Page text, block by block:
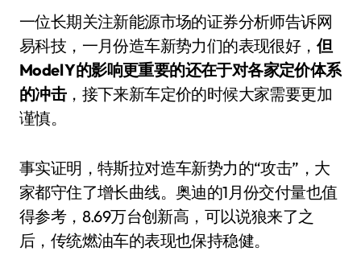
一位长期关注新能源市场的证券分析师告诉网
易科技，一月份造车新势力们的表现很好，但
Model Y的影响更重要的还在于对各家定价体系
的冲击，接下来新车定价的时候大家需要更加
谨慎。
事实证明，特斯拉对造车新势力的“攻击”，大
家都守住了增长曲线。奥迪的1月份交付量也值
得参考，8.69万台创新高，可以说狼来了之
后，传统燃油车的表现也保持稳健。